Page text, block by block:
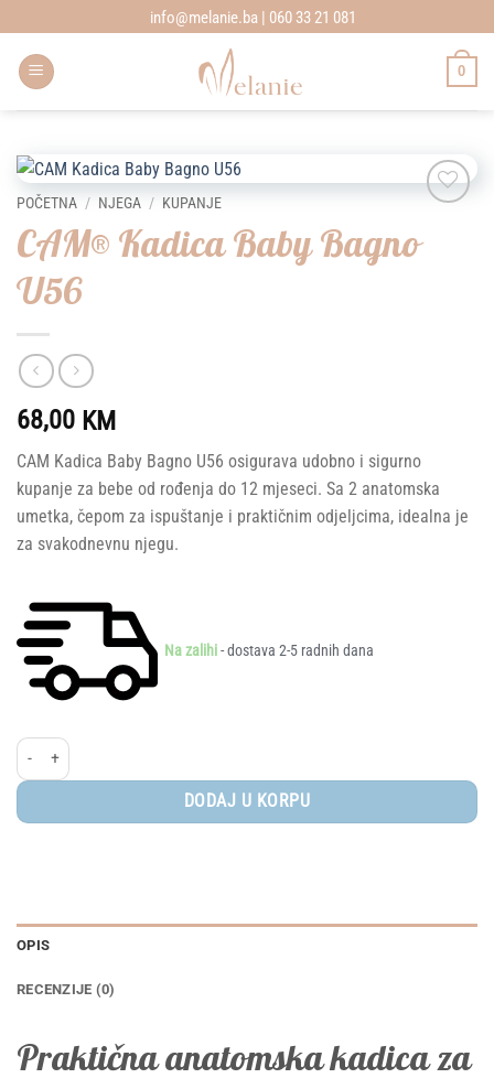
to
content
info@melanie.ba | 060 33 21 081
0
wishlist
POČETNA / NJEGA / KUPANJE
CAM® Kadica Baby Bagno
U56
68,00 KM
CAM Kadica Baby Bagno U56 osigurava udobno i sigurno
kupanje za bebe od rođenja do 12 mjeseci. Sa 2 anatomska
umetka, čepom za ispuštanje i praktičnim odjeljcima, idealna je
za svakodnevnu njegu.
Na zalihi- dostava 2-5 radnih dana
CAM® Kadica Baby Bagno U56 količina
DODAJ U KORPU
OPIS
RECENZIJE (0)
Praktična anatomska kadica za